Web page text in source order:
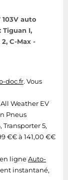
103V auto
Tiguan I,
C-Max -
doc.fr. Vous
Weather EV
Pneus
Transporter 5,
€€ à 141,00 €€
ligneAuto-
instantané,